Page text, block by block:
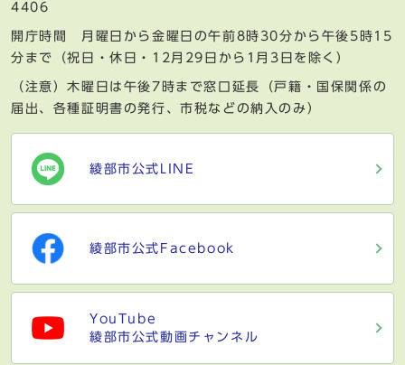
4406
開庁時間 月曜日から金曜日の午前8時30分から午後5時15
分まで（祝日・休日・12月29日から1月3日を除く）
（注意）木曜日は午後7時まで窓口延長（戸籍・国保関係の
届出、各種証明書の発行、市税などの納入のみ）
綾部市公式LINE
綾部市公式Facebook
YouTube
綾部市公式動画チャンネル